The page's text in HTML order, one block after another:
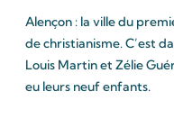
Alençon : la ville du
de christianisme. C’est
Louis Martin et Zélie
eu leurs neuf enfants.